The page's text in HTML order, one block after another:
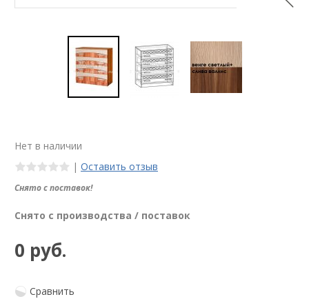
Нет в наличии
| Оставить отзыв
Снято с поставок!
Снято с производства / поставок
0 руб.
Сравнить